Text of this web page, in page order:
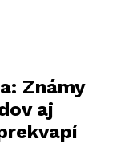
Známy
aj